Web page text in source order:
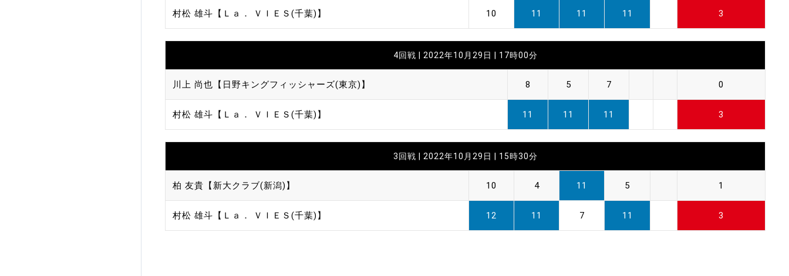
村松 雄斗【Ｌａ． ＶＩＥＳ(千葉)】 10 11 11 11 3
4回戦 | 2022年10月29日 | 17時00分
川上 尚也【日野キングフィッシャーズ(東京)】 8 5 7 0
村松 雄斗【Ｌａ． ＶＩＥＳ(千葉)】 11 11 11 3
3回戦 | 2022年10月29日 | 15時30分
柏 友貴【新大クラブ(新潟)】 10 4 11 5 1
村松 雄斗【Ｌａ． ＶＩＥＳ(千葉)】 12 11 7 11 3